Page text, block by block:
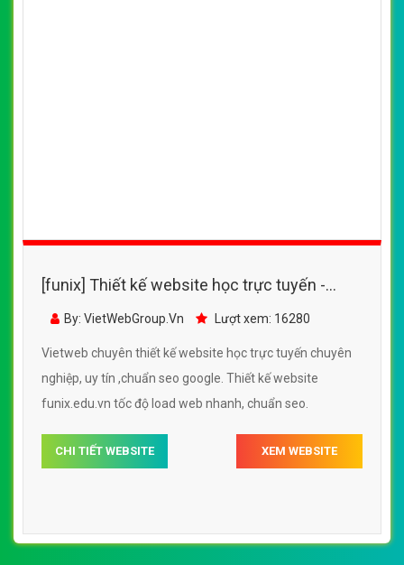
[funix] Thiết kế website học trực tuyến -
funix.edu.vn đẹp SEO tốt
By: VietWebGroup.Vn Lượt xem: 16280
Vietweb chuyên thiết kế website học trực tuyến chuyên
nghiệp, uy tín ,chuẩn seo google. Thiết kế website
funix.edu.vn tốc độ load web nhanh, chuẩn seo.
CHI TIẾT WEBSITE XEM WEBSITE